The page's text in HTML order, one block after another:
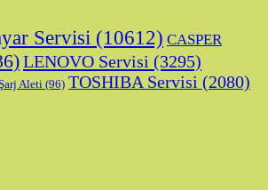
Servisi (10612) CASPER
LENOVO Servisi (3295)
Aleti (96) TOSHIBA Servisi (2080)